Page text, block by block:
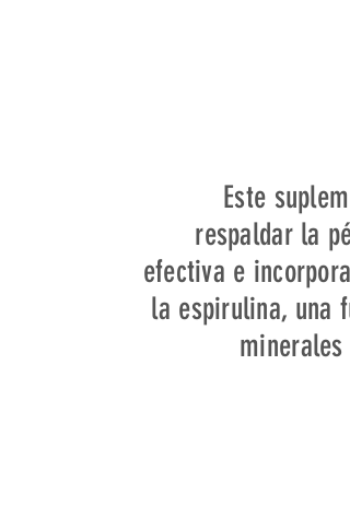
Este
respaldar la
efectiva e
la espirulina, una